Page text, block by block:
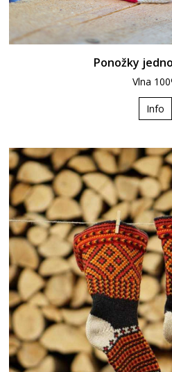
Ponožky
Vlna
Info